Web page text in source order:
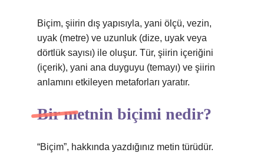
Biçim, şiirin dış yapısıyla, yani ölçü, vezin,
uyak (metre) ve uzunluk (dize, uyak veya
dörtlük sayısı) ile oluşur. Tür, şiirin içeriğini
(içerik), yani ana duyguyu (temayı) ve şiirin
anlamını etkileyen metaforları yaratır.
Bir metnin biçimi nedir?
“Biçim”, hakkında yazdığınız metin türüdür.